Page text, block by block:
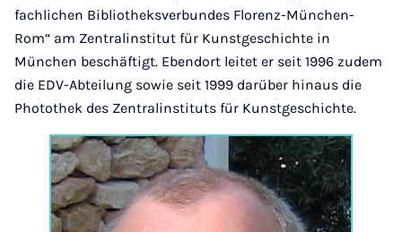
fachlichen Bibliotheksverbundes Florenz-München-
Rom“ am Zentralinstitut für Kunstgeschichte in
München beschäftigt. Ebendort leitet er seit 1996 zudem
die EDV-Abteilung sowie seit 1999 darüber hinaus die
Photothek des Zentralinstituts für Kunstgeschichte.